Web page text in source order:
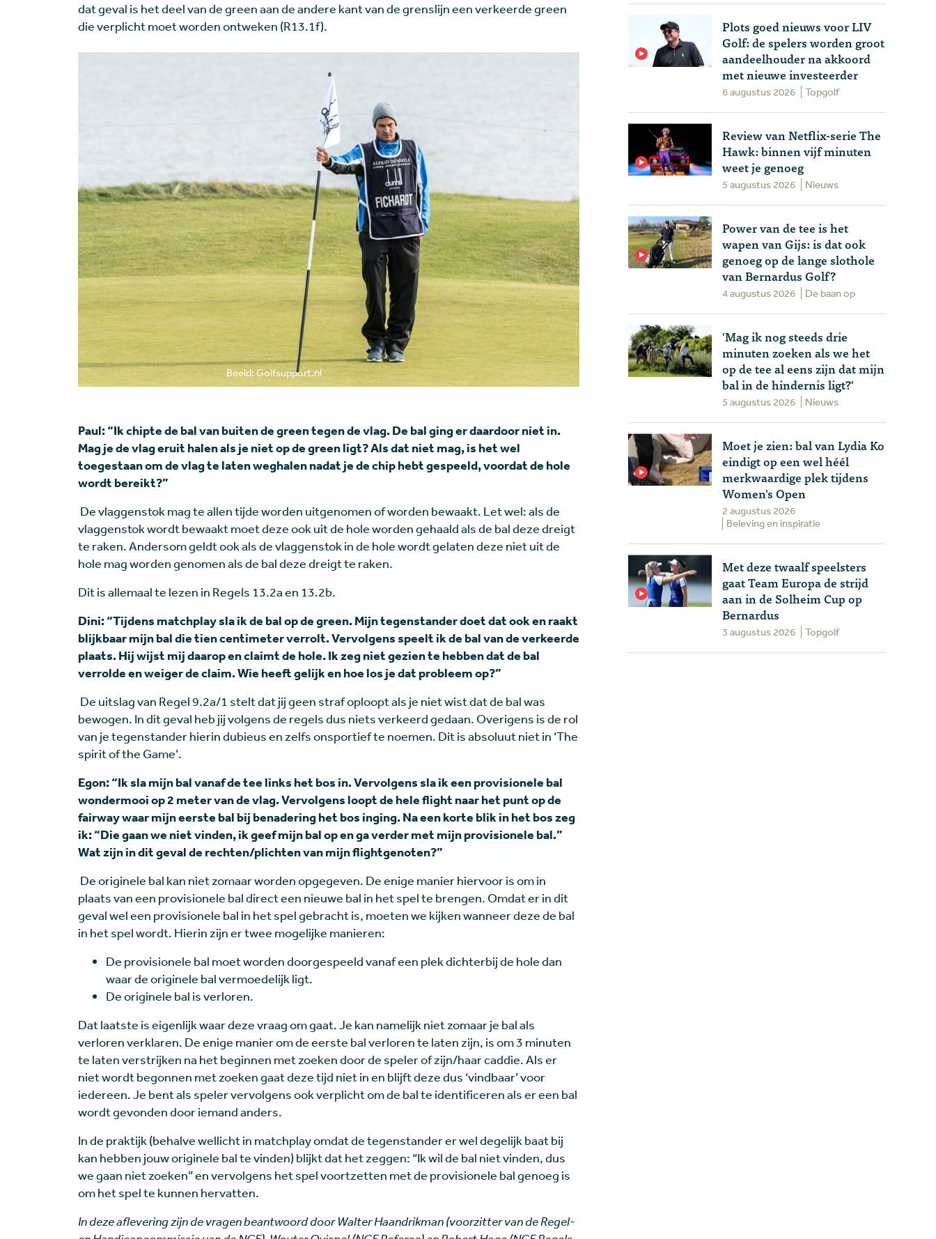
dat geval is het deel van de green aan de andere kant van de grenslijn een verkeerde green
die verplicht moet worden ontweken (R13.1f).
Beeld: Golfsupport.nl
Paul: “Ik chipte de bal van buiten de green tegen de vlag. De bal ging er daardoor niet in.
Mag je de vlag eruit halen als je niet op de green ligt? Als dat niet mag, is het wel
toegestaan om de vlag te laten weghalen nadat je de chip hebt gespeeld, voordat de hole
wordt bereikt?”
De vlaggenstok mag te allen tijde worden uitgenomen of worden bewaakt. Let wel: als de
vlaggenstok wordt bewaakt moet deze ook uit de hole worden gehaald als de bal deze dreigt
te raken. Andersom geldt ook als de vlaggenstok in de hole wordt gelaten deze niet uit de
hole mag worden genomen als de bal deze dreigt te raken.
Dit is allemaal te lezen in Regels 13.2a en 13.2b.
Dini: “Tijdens matchplay sla ik de bal op de green. Mijn tegenstander doet dat ook en raakt
blijkbaar mijn bal die tien centimeter verrolt. Vervolgens speelt ik de bal van de verkeerde
plaats. Hij wijst mij daarop en claimt de hole. Ik zeg niet gezien te hebben dat de bal
verrolde en weiger de claim. Wie heeft gelijk en hoe los je dat probleem op?”
De uitslag van Regel 9.2a/1 stelt dat jij geen straf oploopt als je niet wist dat de bal was
bewogen. In dit geval heb jij volgens de regels dus niets verkeerd gedaan. Overigens is de rol
van je tegenstander hierin dubieus en zelfs onsportief te noemen. Dit is absoluut niet in ‘The
spirit of the Game’.
Egon: “Ik sla mijn bal vanaf de tee links het bos in. Vervolgens sla ik een provisionele bal
wondermooi op 2 meter van de vlag. Vervolgens loopt de hele flight naar het punt op de
fairway waar mijn eerste bal bij benadering het bos inging. Na een korte blik in het bos zeg
ik: “Die gaan we niet vinden, ik geef mijn bal op en ga verder met mijn provisionele bal.”
Wat zijn in dit geval de rechten/plichten van mijn flightgenoten?”
De originele bal kan niet zomaar worden opgegeven. De enige manier hiervoor is om in
plaats van een provisionele bal direct een nieuwe bal in het spel te brengen. Omdat er in dit
geval wel een provisionele bal in het spel gebracht is, moeten we kijken wanneer deze de bal
in het spel wordt. Hierin zijn er twee mogelijke manieren:
De provisionele bal moet worden doorgespeeld vanaf een plek dichterbij de hole dan
waar de originele bal vermoedelijk ligt.
De originele bal is verloren.
Dat laatste is eigenlijk waar deze vraag om gaat. Je kan namelijk niet zomaar je bal als
verloren verklaren. De enige manier om de eerste bal verloren te laten zijn, is om 3 minuten
te laten verstrijken na het beginnen met zoeken door de speler of zijn/haar caddie. Als er
niet wordt begonnen met zoeken gaat deze tijd niet in en blijft deze dus ‘vindbaar’ voor
iedereen. Je bent als speler vervolgens ook verplicht om de bal te identificeren als er een bal
wordt gevonden door iemand anders.
In de praktijk (behalve wellicht in matchplay omdat de tegenstander er wel degelijk baat bij
kan hebben jouw originele bal te vinden) blijkt dat het zeggen: “Ik wil de bal niet vinden, dus
we gaan niet zoeken” en vervolgens het spel voortzetten met de provisionele bal genoeg is
om het spel te kunnen hervatten.
In deze aflevering zijn de vragen beantwoord door Walter Haandrikman (voorzitter van de Regel-
Plots goed nieuws voor LIV
Golf: de spelers worden groot
aandeelhouder na akkoord
met nieuwe investeerder
6 augustus 2026 Topgolf
Review van Netflix-serie The
Hawk: binnen vijf minuten
weet je genoeg
5 augustus 2026 Nieuws
Power van de tee is het
wapen van Gijs: is dat ook
genoeg op de lange slothole
van Bernardus Golf?
4 augustus 2026 De baan op
'Mag ik nog steeds drie
minuten zoeken als we het
op de tee al eens zijn dat mijn
bal in de hindernis ligt?'
5 augustus 2026 Nieuws
Moet je zien: bal van Lydia Ko
eindigt op een wel héél
merkwaardige plek tijdens
Women's Open
2 augustus 2026
Beleving en inspiratie
Met deze twaalf speelsters
gaat Team Europa de strijd
aan in de Solheim Cup op
Bernardus
3 augustus 2026 Topgolf